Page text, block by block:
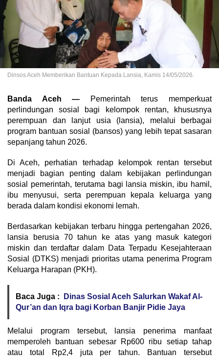
Dinsos Aceh Memberikan Bantuan Kepada Lansia, Kamis 14/05/2026.
Banda Aceh — Pemerintah terus memperkuat
perlindungan sosial bagi kelompok rentan, khususnya
perempuan dan lanjut usia (lansia), melalui berbagai
program bantuan sosial (bansos) yang lebih tepat sasaran
sepanjang tahun 2026.
Di Aceh, perhatian terhadap kelompok rentan tersebut
menjadi bagian penting dalam kebijakan perlindungan
sosial pemerintah, terutama bagi lansia miskin, ibu hamil,
ibu menyusui, serta perempuan kepala keluarga yang
berada dalam kondisi ekonomi lemah.
Berdasarkan kebijakan terbaru hingga pertengahan 2026,
lansia berusia 70 tahun ke atas yang masuk kategori
miskin dan terdaftar dalam Data Terpadu Kesejahteraan
Sosial (DTKS) menjadi prioritas utama penerima Program
Keluarga Harapan (PKH).
Baca Juga :
Dinas Sosial Aceh Salurkan Wakaf Al-
Qur’an dan Iqra bagi Korban Banjir Pidie Jaya
Melalui program tersebut, lansia penerima manfaat
memperoleh bantuan sebesar Rp600 ribu setiap tahap
atau total Rp2,4 juta per tahun. Bantuan tersebut